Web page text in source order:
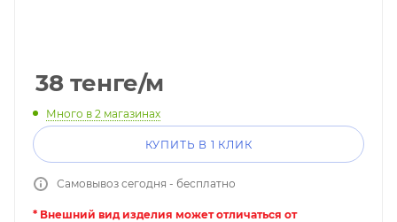
38 тенге/м
Много в 2 магазинах
КУПИТЬ В 1 КЛИК
Самовывоз сегодня - бесплатно
* Внешний вид изделия может отличаться от